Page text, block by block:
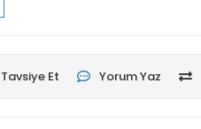
Tavsiye Et Yorum Yaz